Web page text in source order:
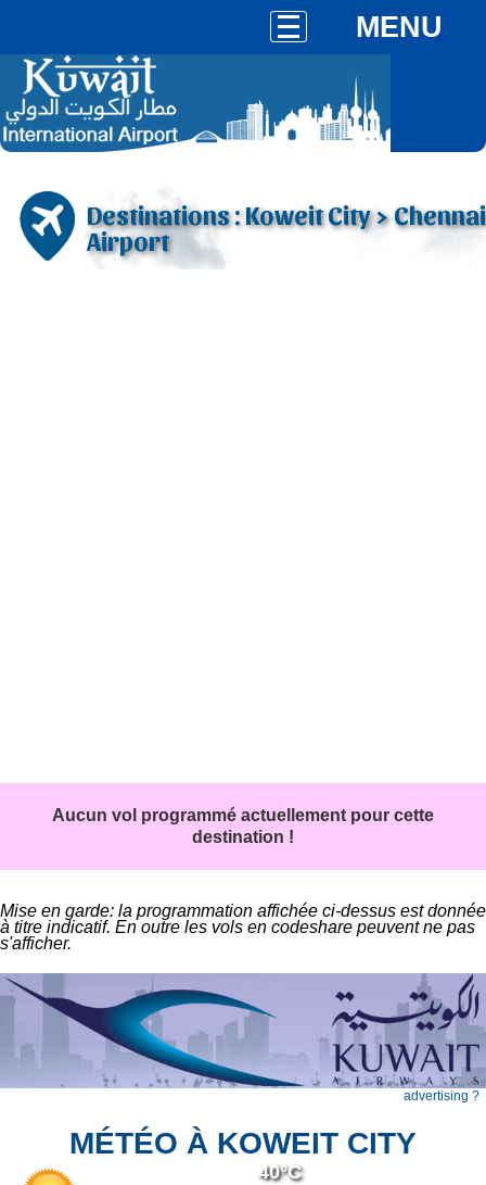
MENU
Destinations : Koweit City > Chennai
Airport
Aucun vol programmé actuellement pour cette
destination !
Mise en garde: la programmation affichée ci-dessus est donnée
à titre indicatif. En outre les vols en codeshare peuvent ne pas
s'afficher.
advertising ?
MÉTÉO À KOWEIT CITY
40°C